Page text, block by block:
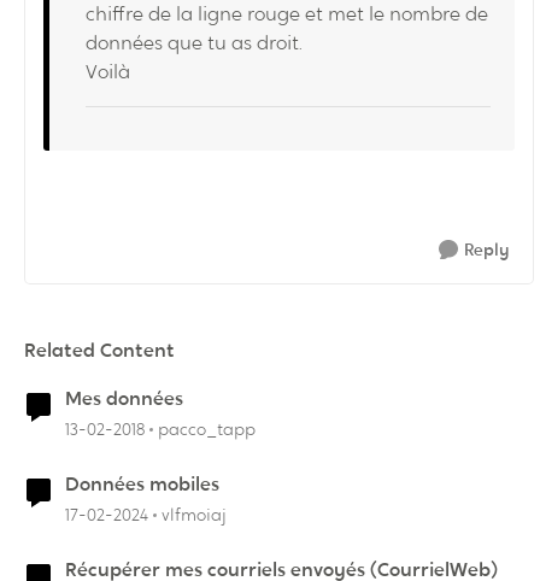
chiffre de la ligne rouge et met le nombre de
données que tu as droit.
Voilà
Reply
Related Content
Mes données
13-02-2018 pacco_tapp
Données mobiles
17-02-2024 vlfmoiaj
Récupérer mes courriels envoyés (CourrielWeb)